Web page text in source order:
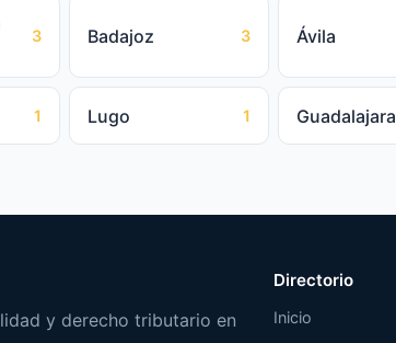
3 Badajoz 3 Ávila
1 Lugo 1 Guadalajara
y derecho tributario en
Directorio
Inicio